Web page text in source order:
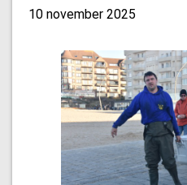
10 november 2025